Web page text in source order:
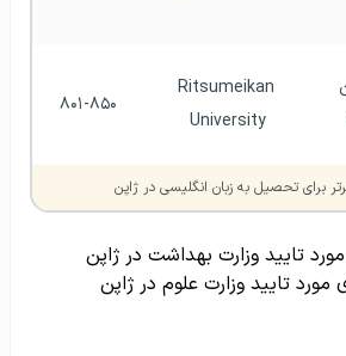
Ritsumeikan
University
۸۰۱-۸۵۰
برای تحصیل به زبان انگلیسی در ژاپن
تایید وزارت بهداشت در ژاپن
مورد تایید وزارت علوم در ژاپن